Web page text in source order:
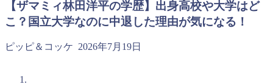
【ザマミィ林田洋平の学歴】出身高校や大学はど
こ？国立大学なのに中退した理由が気になる！
ピッピ＆コッケ 2026年7月19日